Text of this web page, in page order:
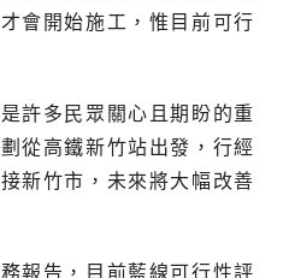
會開始施工，惟目前可行
許多民眾關心且期盼的重
從高鐵新竹站出發，行經
新竹市，未來將大幅改善
報告，目前藍線可行性評